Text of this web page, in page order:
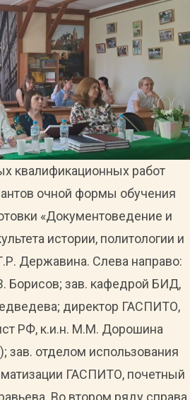
квалификационных работ
очной формы обучения
«Документоведение и
истории, политологии и
Державина. Слева направо:
Борисов; зав. кафедрой БИД,
директор ГАСПИТО,
РФ, к.и.н. М.М. Дорошина
зав. отделом использования
ГАСПИТО, почетный
Во втором ряду справа